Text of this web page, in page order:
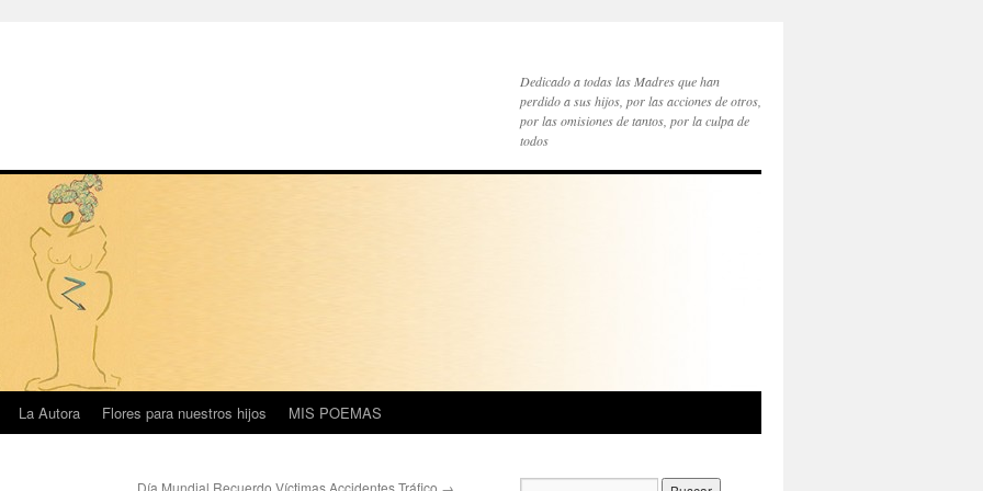
Dedicado a todas las Madres que han
perdido a sus hijos, por las acciones de otros,
por las omisiones de tantos, por la culpa de
todos
La Autora Flores para nuestros hijos MIS POEMAS
Día Mundial Recuerdo Víctimas Accidentes Tráfico →